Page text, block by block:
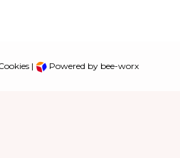
| Powered by bee-worx